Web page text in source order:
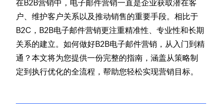
在B2B营销中，电子邮件营销一直是企业获取潜在客
户、维护客户关系以及推动销售的重要手段。相比于
B2C，B2B电子邮件营销更注重精准性、专业性和长期
关系的建立。如何做好B2B电子邮件营销，从入门到精
通？本文将为您提供一份完整的指南，涵盖从策略制
定到执行优化的全流程，帮助您轻松实现营销目标。